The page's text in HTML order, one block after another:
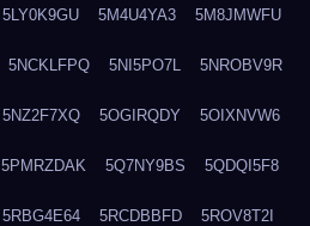
5LY0K9GU 5M4U4YA3 5M8JMWFU
5NCKLFPQ 5NI5PO7L 5NROBV9R
5NZ2F7XQ 5OGIRQDY 5OIXNVW6
5PMRZDAK 5Q7NY9BS 5QDQI5F8
5RBG4E64 5RCDBBFD 5ROV8T2I